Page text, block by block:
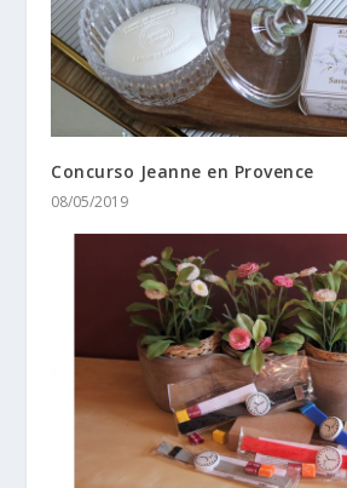
Concurso Jeanne en Provence
08/05/2019